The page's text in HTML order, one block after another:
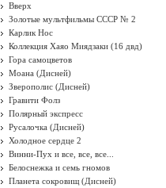
Вверх
Золотые мультфильмы СССР № 2
Карлик Нос
Коллекция Хаяо Миядзаки (16 двд)
Гора самоцветов
Моана (Дисней)
Зверополис (Дисней)
Гравити Фолз
Полярный экспресс
Русалочка (Дисней)
Холодное сердце 2
Винни-Пух и все, все, все...
Белоснежка и семь гномов
Планета сокровищ (Дисней)